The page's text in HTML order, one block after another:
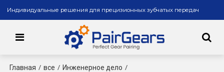
Индивидуальные решения для прецизионных зубчатых передач
Главная / все / Инженерное дело /